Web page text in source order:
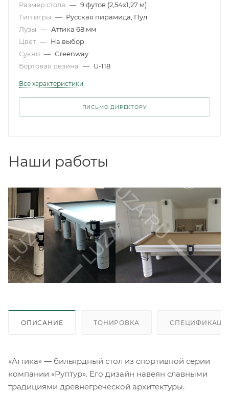
Размер стола — 9 футов (2,54x1,27 м)
Тип игры — Русская пирамида, Пул
Лузы — Аттика 68 мм
Цвет — На выбор
Сукно — Greenway
Бортовая резина — U-118
Все характеристики
ПИСЬМО ДИРЕКТОРУ
Наши работы
ОПИСАНИЕ ТОНИРОВКА
«Аттика» — бильярдный стол из спортивной серии
компании «Руптур». Его дизайн навеян славными
традициями древнегреческой архитектуры.